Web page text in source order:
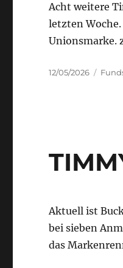
Acht weitere
letzten
Unionsmarke.
Posted
12/05/2026
Aktuell ist
bei sieben
das